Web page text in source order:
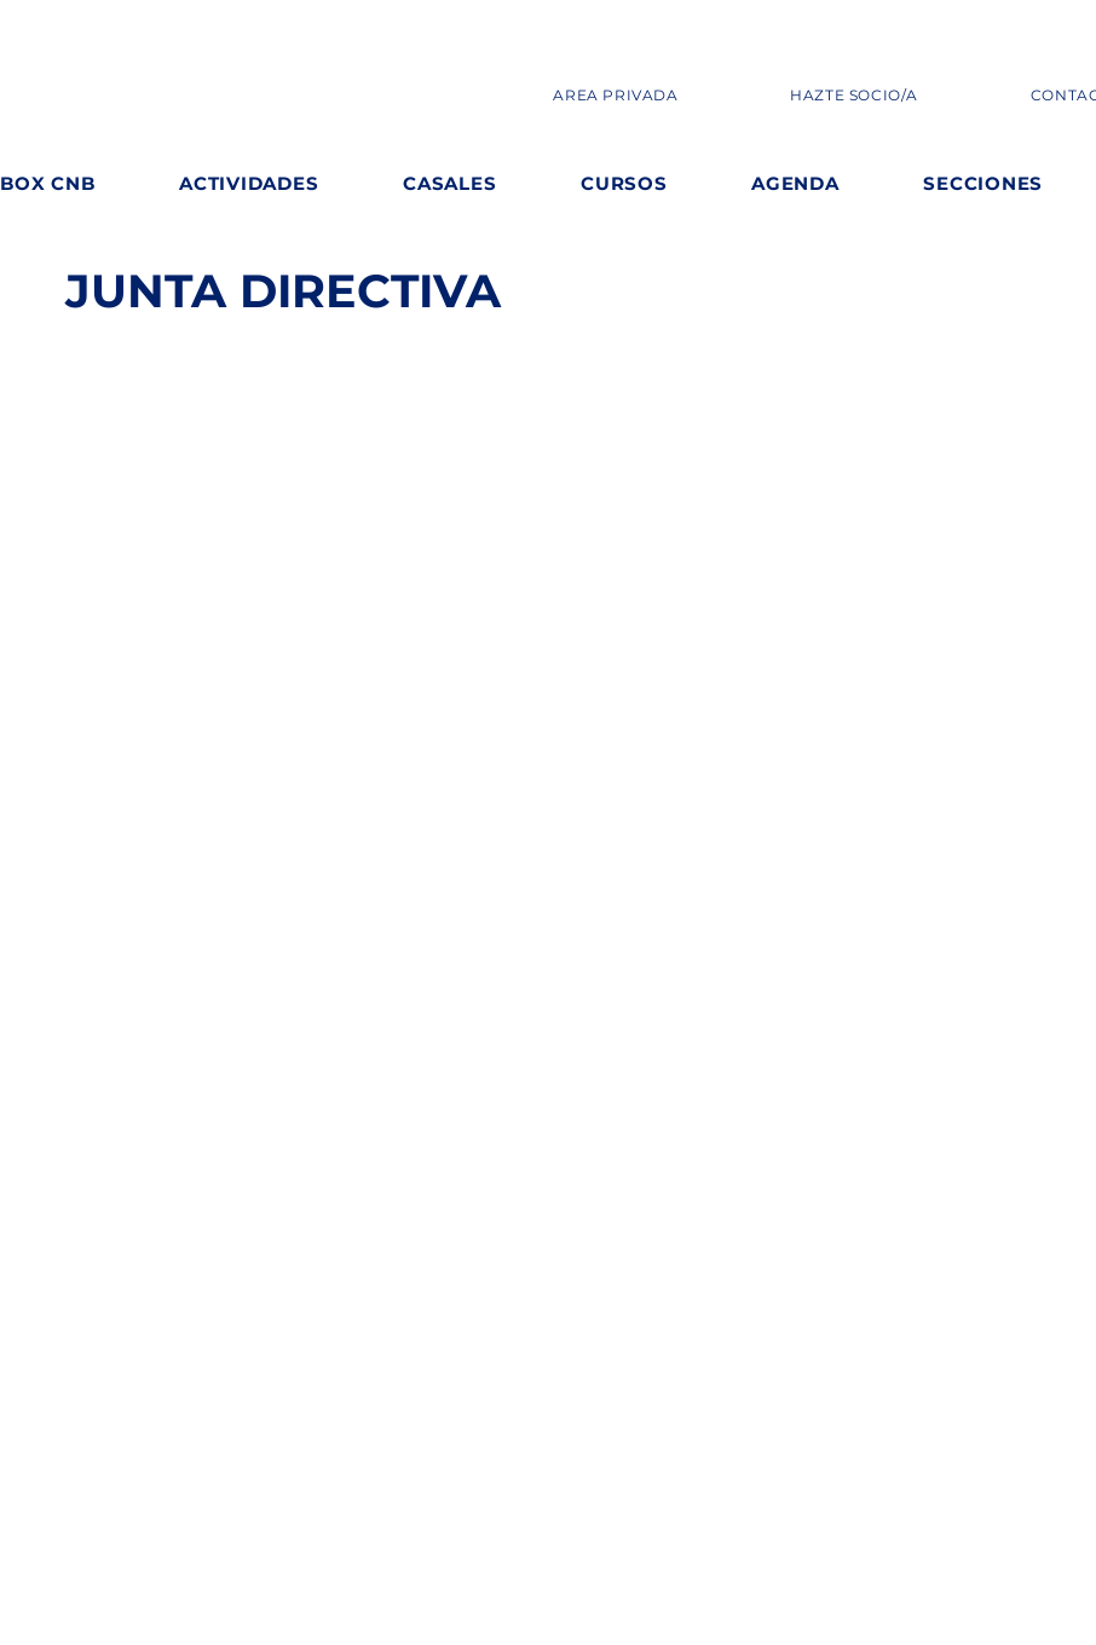
AREA PRIVADA HAZTE SOCIO/A
BOX CNB ACTIVIDADES CASALES CURSOS AGENDA SECCIONES
JUNTA DIRECTIVA